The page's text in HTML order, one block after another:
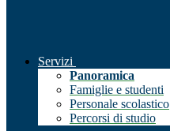
Servizi
Panoramica
Famiglie e studenti
Personale scolastico
Percorsi di studio